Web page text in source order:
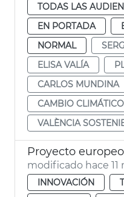
TODAS LAS
EN PORTADA
NORMAL
ELISA VALÍA
CARLOS MUNDINA
CAMBIO CLIMÁTICO
VALÈNCIA
modificado hace 11
INNOVACIÓN